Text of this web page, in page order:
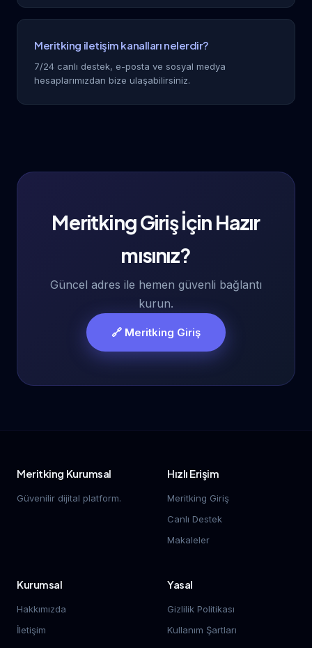
Meritking iletişim kanalları nelerdir?
7/24 canlı destek, e-posta ve sosyal medya
hesaplarımızdan bize ulaşabilirsiniz.
Meritking Giriş İçin Hazır
mısınız?
Güncel adres ile hemen güvenli bağlantı
kurun.
🔗 Meritking Giriş
Meritking Kurumsal
Güvenilir dijital platform.
Hızlı Erişim
Meritking Giriş
Canlı Destek
Makaleler
Kurumsal
Hakkımızda
İletişim
Yasal
Gizlilik Politikası
Kullanım Şartları